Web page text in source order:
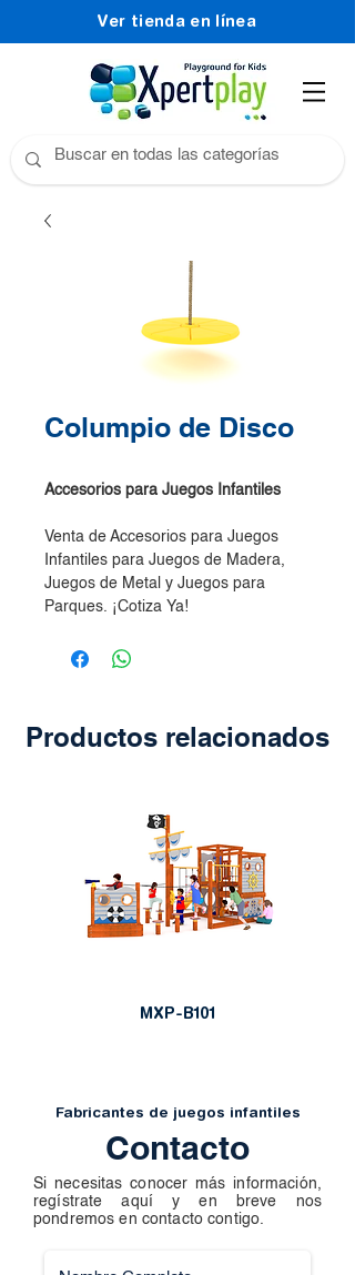
Ver tienda en línea
Columpio de Disco
Accesorios para Juegos Infantiles
Venta de Accesorios para Juegos
Infantiles para Juegos de Madera,
Juegos de Metal y Juegos para
Parques. ¡Cotiza Ya!
Productos relacionados
MXP-B101
Fabricantes de juegos infantiles
Contacto
Si necesitas conocer más información,
regístrate aquí y en breve nos
pondremos en contacto contigo.